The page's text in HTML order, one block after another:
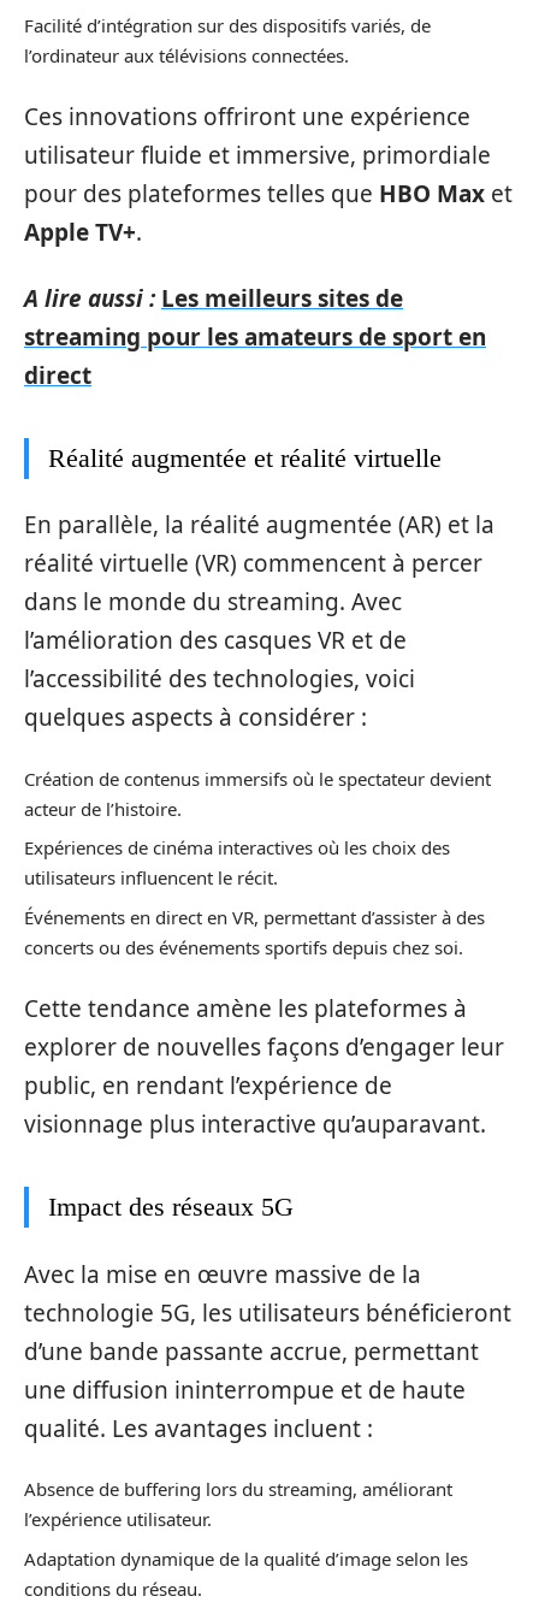
Facilité d’intégration sur des dispositifs variés, de
l’ordinateur aux télévisions connectées.
Ces innovations offriront une expérience
utilisateur fluide et immersive, primordiale
pour des plateformes telles que HBO Max et
Apple TV+.
A lire aussi : Les meilleurs sites de
streaming pour les amateurs de sport en
direct
Réalité augmentée et réalité virtuelle
En parallèle, la réalité augmentée (AR) et la
réalité virtuelle (VR) commencent à percer
dans le monde du streaming. Avec
l’amélioration des casques VR et de
l’accessibilité des technologies, voici
quelques aspects à considérer :
Création de contenus immersifs où le spectateur devient
acteur de l’histoire.
Expériences de cinéma interactives où les choix des
utilisateurs influencent le récit.
Événements en direct en VR, permettant d’assister à des
concerts ou des événements sportifs depuis chez soi.
Cette tendance amène les plateformes à
explorer de nouvelles façons d’engager leur
public, en rendant l’expérience de
visionnage plus interactive qu’auparavant.
Impact des réseaux 5G
Avec la mise en œuvre massive de la
technologie 5G, les utilisateurs bénéficieront
d’une bande passante accrue, permettant
une diffusion ininterrompue et de haute
qualité. Les avantages incluent :
Absence de buffering lors du streaming, améliorant
l’expérience utilisateur.
Adaptation dynamique de la qualité d’image selon les
conditions du réseau.